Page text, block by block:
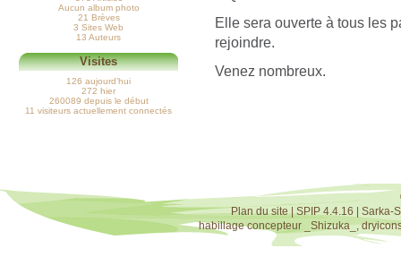
Elle sera ouverte à tous les
rejoindre.
Venez nombreux.
Aucun album photo
21 Brèves
3 Sites Web
13 Auteurs
Visites
126 aujourd’hui
272 hier
260089 depuis le début
11 visiteurs actuellement connectés
Plan du site|SPIP 4.4.16
Sarka-
habillage concepteur
_Shizuka_,